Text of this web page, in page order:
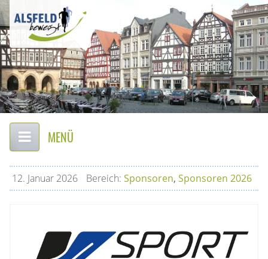
Alsfeld
bewegt
–
Firmen-
Lauf-
Event
in
Alsfeld
Startseite
Hauptinhalt
Hauptnavigation
Themennavigation
Seitenanfang
12. Januar 2026 Bereich: Sponsoren, Sponsoren 2026